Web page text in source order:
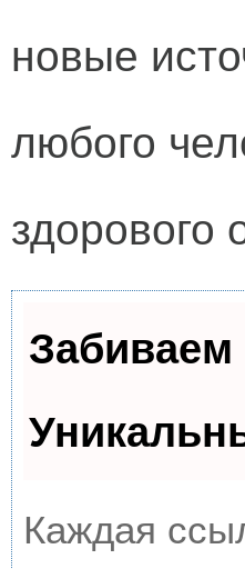
новые
любого
здорового
Каждая